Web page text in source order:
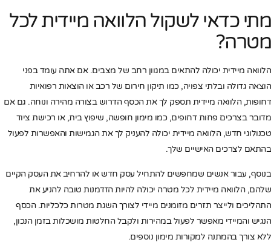
מתי כדאי לשקול הלוואה מיידית לכל
מטרה?
הלוואה מיידית יכולה להתאים במגוון רחב של מצבים. אם אתה עומד בפני
הוצאה גדולה ובלתי צפויה, כמו תיקון חירום של רכב או הוצאות רפואיות
דחופות, הלוואה מיידית תספק לך את הכסף הדרוש בצורה מהירה ונוחה. גם אם
מדובר בצרכים פחות דחופים, כמו מימון חופשה, שיפוץ בית, או רכישת ציוד
טכנולוגי חדש, הלוואה מיידית יכולה להעניק לך את הגמישות והאפשרות לפעול
בהתאם לצרכים האישיים שלך.
בנוסף, עבור אנשים שמחפשים להתחיל עסק חדש או להרחיב את העסק הקיים
שלהם, הלוואה מיידית לכל מטרה יכולה להיות הזדמנות טובה להניע את
התהליכים ולייצר תזרים מזומנים מיידי לצורך השגת מטרות כלכליות. הכסף
הנגיש והמיידי מאפשר לפעול במהירות ולקבל החלטות מושכלות בזמן הנכון,
ללא צורך בהמתנה למקורות מימון נוספים.